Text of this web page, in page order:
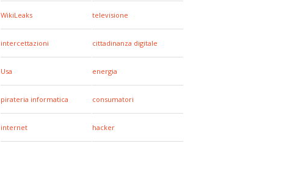
WikiLeaks televisione
intercettazioni cittadinanza digitale
Usa energia
pirateria informatica consumatori
internet hacker